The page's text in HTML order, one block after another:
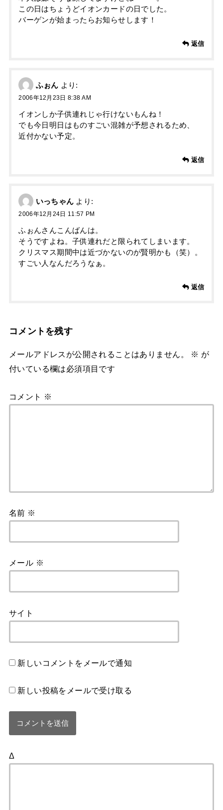
この日はちょうどイオンカードの日でした。
バーゲンが始まったらお知らせします！
返信
ふぉん より:
2006年12月23日 8:38 AM
イオンしか子供連れじゃ行けないもんね！
でも今日明日はものすごい混雑が予想されるため、
近付かない予定。
返信
いっちゃん より:
2006年12月24日 11:57 PM
ふぉんさんこんばんは。
そうですよね。子供連れだと限られてしまいます。
クリスマス期間中は近づかないのが賢明かも（笑）。
すごい人なんだろうなぁ。
返信
コメントを残す
メールアドレスが公開されることはありません。 ※ が
付いている欄は必須項目です
コメント ※
名前 ※
メール ※
サイト
新しいコメントをメールで通知
新しい投稿をメールで受け取る
Δ